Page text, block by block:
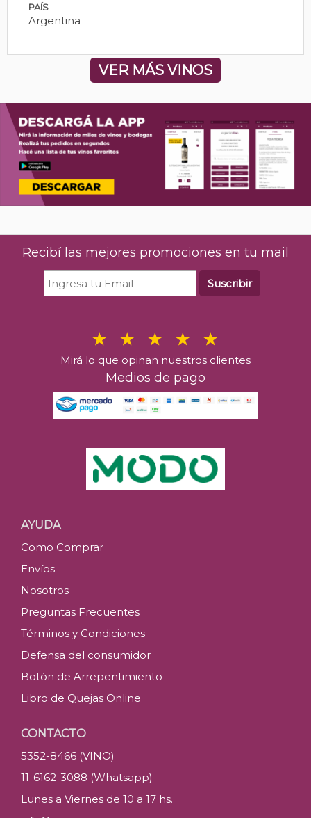
PAÍS
Argentina
VER MÁS VINOS
Recibí las mejores promociones en tu mail
Suscribir
Mirá lo que opinan nuestros clientes
Medios de pago
AYUDA
Como Comprar
Envíos
Nosotros
Preguntas Frecuentes
Términos y Condiciones
Defensa del consumidor
Botón de Arrepentimiento
Libro de Quejas Online
CONTACTO
5352-8466 (VINO)
11-6162-3088 (Whatsapp)
Lunes a Viernes de 10 a 17 hs.